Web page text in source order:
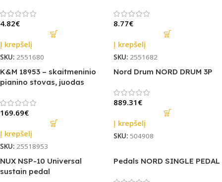
4.82€
Į krepšelį
SKU: 2551680
8.77€
Į krepšelį
SKU: 2551682
K&M 18953 – skaitmeninio
pianino stovas, juodas
169.69€
Į krepšelį
SKU: 25518953
Nord Drum NORD DRUM 3P
889.31 €
Į krepšelį
SKU: 504908
NUX NSP-10 Universal
sustain pedal
Pedals NORD SINGLE PEDAL